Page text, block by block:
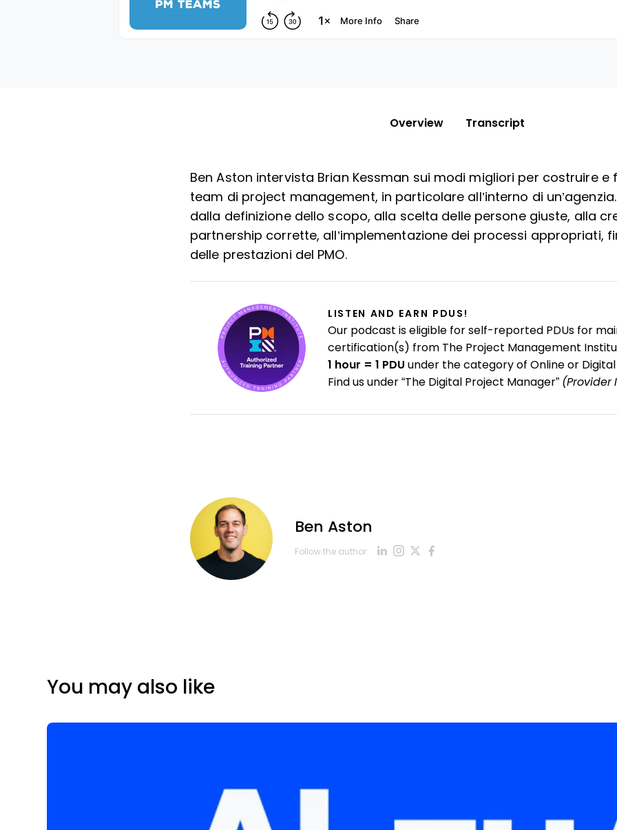
Overview Transcript
Ben Aston intervista Brian Kessman sui modi migliori per costruire e
team di project management, in particolare all’interno di
dalla definizione dello scopo, alla scelta delle persone giuste, alla
partnership corrette, all’implementazione dei processi appropriati,
delle prestazioni del PMO.
LISTEN AND EARN PDUS!
Our podcast is eligible for self-reported PDUs for
certification(s) from The Project Management
1 hour = 1 PDU under the category of Online or Digital
Find us under “The Digital Project Manager” (Provider
Ben Aston
Follow the author: Opens new window
Opens new window
Opens new window
Opens new window
You may also like